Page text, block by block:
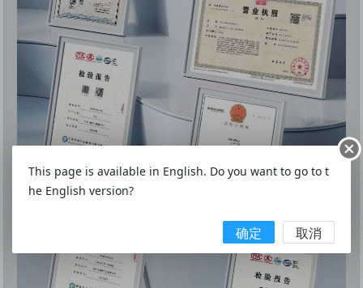
This page is available in English. Do you want to go to t
he English version?
确定 取消